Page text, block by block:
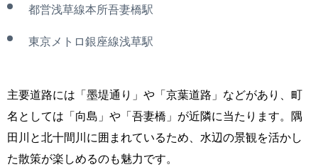
都営浅草線本所吾妻橋駅
東京メトロ銀座線浅草駅
主要道路には「墨堤通り」や「京葉道路」などがあり、町
名としては「向島」や「吾妻橋」が近隣に当たります。隅
田川と北十間川に囲まれているため、水辺の景観を活かし
た散策が楽しめるのも魅力です。